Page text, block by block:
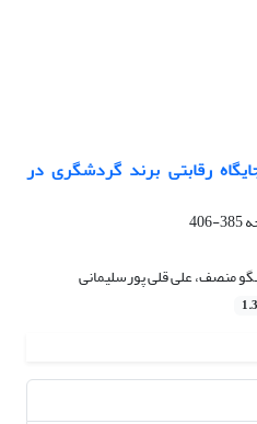
رقابتی برند گردشگری در
385-406
منصف، علی قلی پورسلیمانی